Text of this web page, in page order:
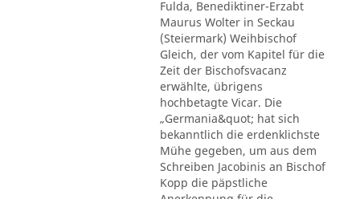
Fulda, Benediktiner-Erzabt
Maurus Wolter in Seckau
(Steiermark) Weihbischof
Gleich, der vom Kapitel für die
Zeit der Bischofsvacanz
erwählte, übrigens
hochbetagte Vicar. Die
„Germania&quot; hat sich
bekanntlich die erdenklichste
Mühe gegeben, um aus dem
Schreiben Jacobinis an Bischof
Kopp die päpstliche